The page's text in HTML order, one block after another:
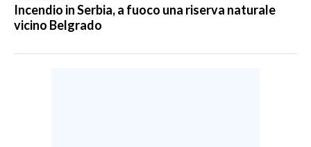
Incendio in Serbia, a fuoco una riserva naturale
vicino Belgrado